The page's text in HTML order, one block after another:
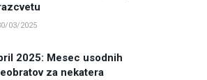
03/2025
2025: Mesec usodnih
za nekatera